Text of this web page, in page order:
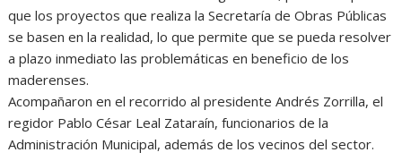
que los proyectos que realiza la Secretaría de Obras Públicas
se basen en la realidad, lo que permite que se pueda resolver
a plazo inmediato las problemáticas en beneficio de los
maderenses.
Acompañaron en el recorrido al presidente Andrés Zorrilla, el
regidor Pablo César Leal Zataraín, funcionarios de la
Administración Municipal, además de los vecinos del sector.